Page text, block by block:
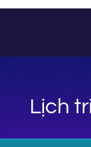
Lịch